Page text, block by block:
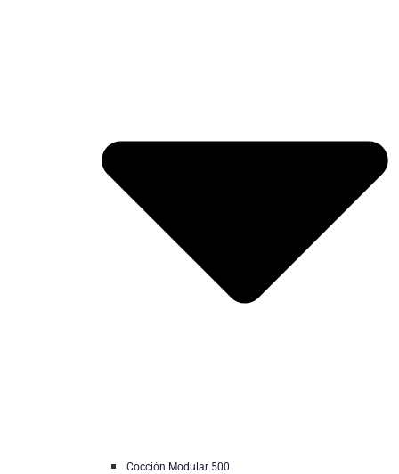
Cocción Modular 500